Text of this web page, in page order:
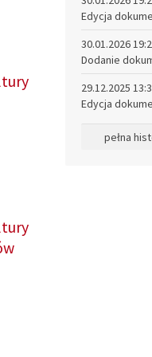
Edycja
30.01.2026
Dodanie
29.12.2025
Edycja
pełna